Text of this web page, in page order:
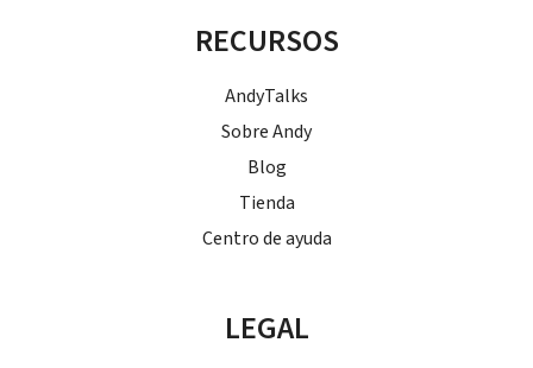
RECURSOS
AndyTalks
Sobre Andy
Blog
Tienda
Centro de ayuda
LEGAL